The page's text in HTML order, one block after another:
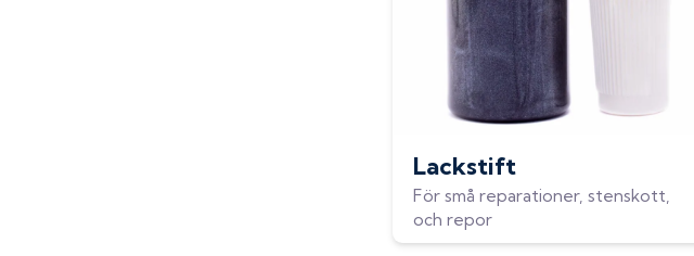
Lackstift
För små reparationer, stenskott,
och repor